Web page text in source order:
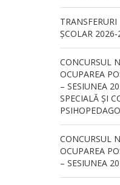
ȘCOLAR
CONCURSUL
OCUPAREA
– SESIUNEA
SPECIALĂ ȘI
CONCURSUL
OCUPAREA
– SESIUNEA